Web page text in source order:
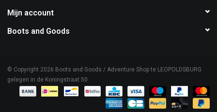
Mijn account
Boots and Goods
© Copyright 2026 Boots and Goods / Adventure Shop te LEOPOLDSBURG
gelegen in de Koningstraat 50